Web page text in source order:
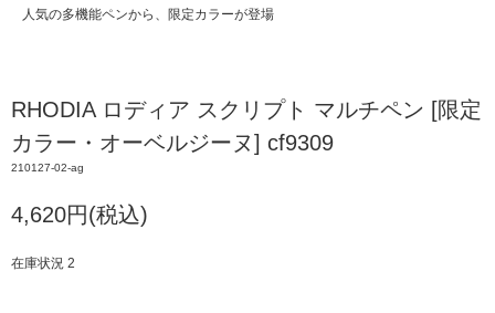
人気の多機能ペンから、限定カラーが登場
RHODIA ロディア スクリプト マルチペン [限定
カラー・オーベルジーヌ] cf9309
210127-02-ag
4,620円(税込)
在庫状況 2